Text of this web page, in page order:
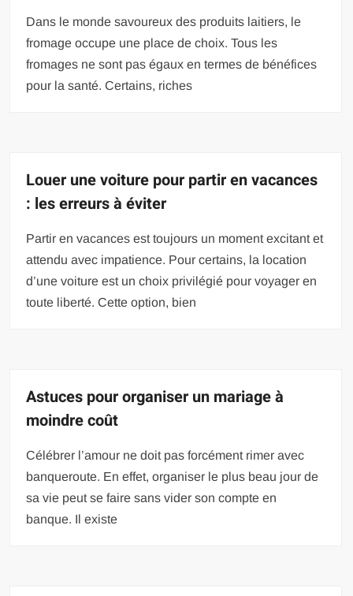
Dans le monde savoureux des produits laitiers, le
fromage occupe une place de choix. Tous les
fromages ne sont pas égaux en termes de bénéfices
pour la santé. Certains, riches
Louer une voiture pour partir en vacances
: les erreurs à éviter
Partir en vacances est toujours un moment excitant et
attendu avec impatience. Pour certains, la location
d’une voiture est un choix privilégié pour voyager en
toute liberté. Cette option, bien
Astuces pour organiser un mariage à
moindre coût
Célébrer l’amour ne doit pas forcément rimer avec
banqueroute. En effet, organiser le plus beau jour de
sa vie peut se faire sans vider son compte en
banque. Il existe